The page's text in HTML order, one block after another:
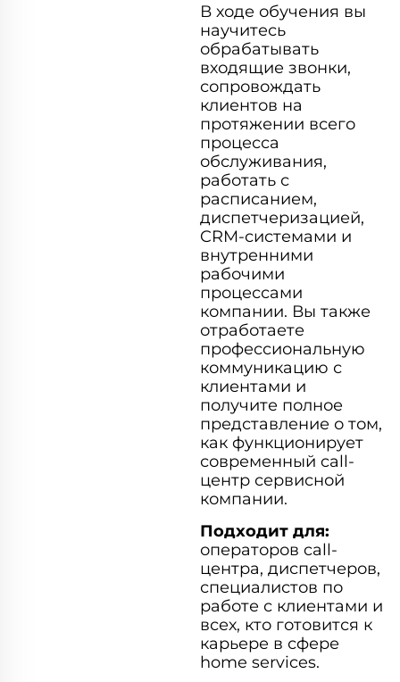
В ходе обучения вы
научитесь
обрабатывать
входящие звонки,
сопровождать
клиентов на
протяжении всего
процесса
обслуживания,
работать с
расписанием,
диспетчеризацией,
CRM-системами и
внутренними
рабочими
процессами
компании. Вы также
отработаете
профессиональную
коммуникацию с
клиентами и
получите полное
представление о том,
как функционирует
современный call-
центр сервисной
компании.
Подходит для:
операторов call-
центра, диспетчеров,
специалистов по
работе с клиентами и
всех, кто готовится к
карьере в сфере
home services.